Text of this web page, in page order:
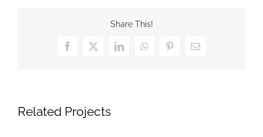
Share This!
Facebook
X LinkedInWhatsAppPinterestEmail
Related Projects